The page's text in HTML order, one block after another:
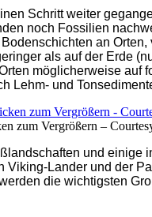
Schritt weiter
noch Fossilien
an
als auf der Erde
möglicherweise
Lehm- und
zum Vergrößern –
und
Lander und der
die wichtigsten